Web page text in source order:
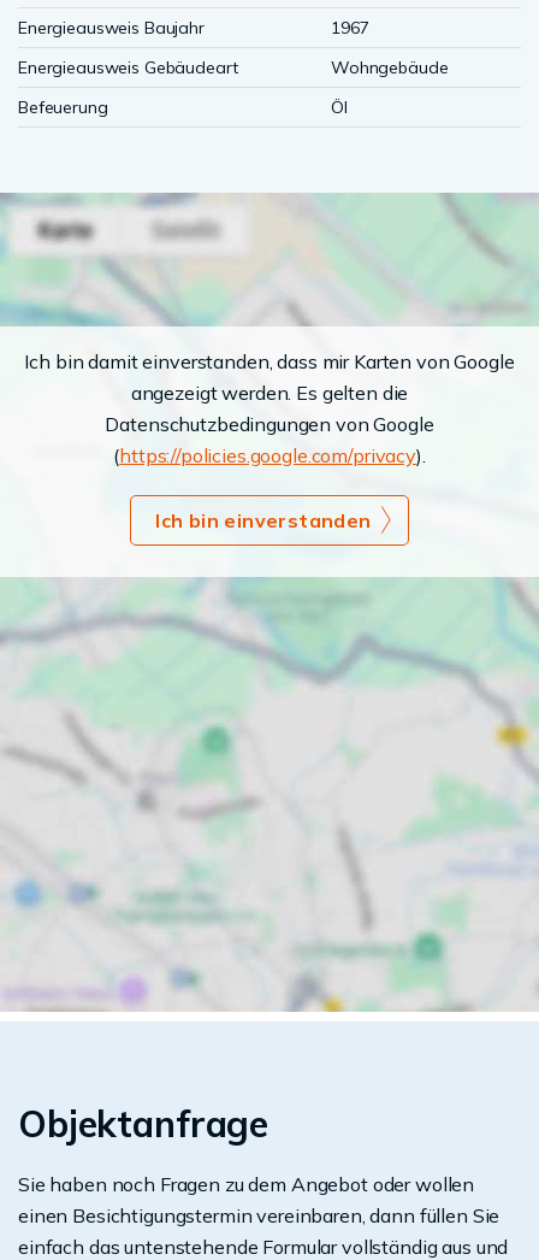
Energieausweis Baujahr
1967
Energieausweis Gebäudeart
Wohngebäude
Befeuerung
Öl
Ich bin damit einverstanden, dass mir Karten von Google
angezeigt werden. Es gelten die
Datenschutzbedingungen von Google
(https://policies.google.com/privacy).
Ich bin einverstanden
Objektanfrage
Sie haben noch Fragen zu dem Angebot oder wollen
einen Besichtigungstermin vereinbaren, dann füllen Sie
einfach das untenstehende Formular vollständig aus und